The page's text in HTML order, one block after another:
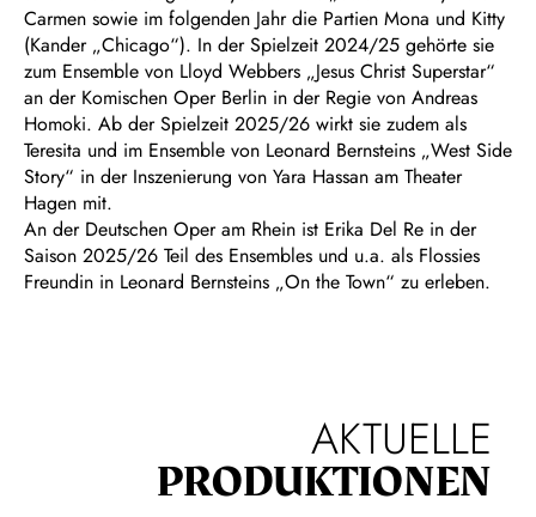
Carmen sowie im folgenden Jahr die Partien Mona und Kitty
(Kander „Chicago“). In der Spielzeit 2024/25 gehörte sie
zum Ensemble von Lloyd Webbers „Jesus Christ Superstar“
an der Komischen Oper Berlin in der Regie von Andreas
Homoki. Ab der Spielzeit 2025/26 wirkt sie zudem als
Teresita und im Ensemble von Leonard Bernsteins „West Side
Story“ in der Inszenierung von Yara Hassan am Theater
Hagen mit.
An der Deutschen Oper am Rhein ist Erika Del Re in der
Saison 2025/26 Teil des Ensembles und u.a. als Flossies
Freundin in Leonard Bernsteins „On the Town“ zu erleben.
AKTUELLE
PRODUKTIONEN